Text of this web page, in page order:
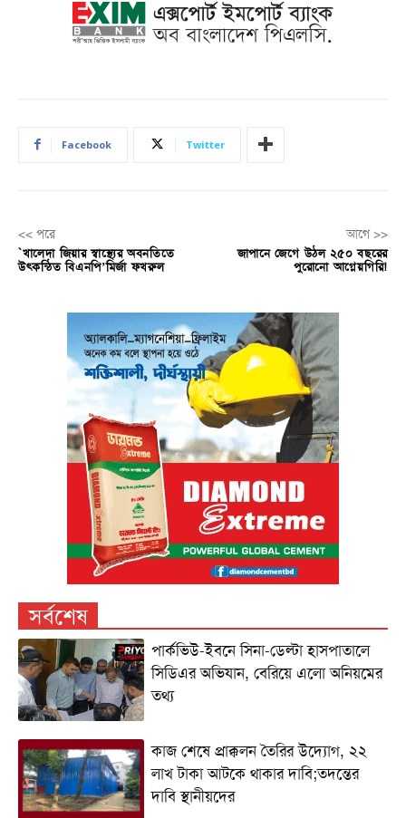
Facebook Twitter
<< পরে
`খালেদা জিয়ার স্বাস্থ্যের অবনতিতে
উৎকন্ঠিত বিএনপি’মির্জা ফখরুল
আগে >>
জাপানে জেগে উঠল ২৫০ বছরের
পুরোনো আগ্নেয়গিরি!
সর্বশেষ
পার্কভিউ-ইবনে সিনা-ডেল্টা হাসপাতালে
সিডিএর অভিযান, বেরিয়ে এলো অনিয়মের
তথ্য
কাজ শেষে প্রাক্কলন তৈরির উদ্যোগ, ২২
লাখ টাকা আটকে থাকার দাবি;তদন্তের
দাবি স্থানীয়দের